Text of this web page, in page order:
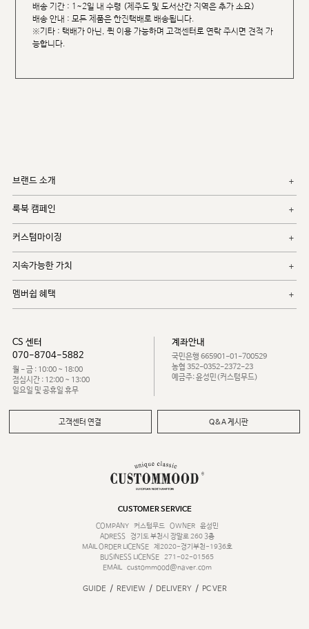
배송 기간 : 1~2일 내 수령 (제주도 및 도서산간 지역은 추가 소요)
배송 안내 : 모든 제품은 한진택배로 배송됩니다.
※기타 : 택배가 아닌, 퀵 이용 가능하며 고객센터로 연락 주시면 견적 가
능합니다.
브랜드 소개
룩북 캠페인
커스텀마이징
지속가능한 가치
멤버쉽 혜택
CS 센터
070-8704-5882
월 - 금 : 10:00 ~ 18:00
점심시간 : 12:00 ~ 13:00
일요일 및 공휴일 휴무
계좌안내
국민은행 665901-01-700529
농협 352-0352-2372-23
예금주: 윤성민(커스텀무드)
고객센터 연결 Q&A 게시판
CUSTOMER SERVICE
COMPANY
커스텀무드 OWNER
윤성민
ADRESS
경기도 부천시 장말로 260 3층
MAIL ORDER LICENSE
제2020-경기부천-1936호
BUSINESS LICENSE 271-02-01565
EMAIL
custommood@naver.com
GUIDE / REVIEW / DELIVERY / PC VER